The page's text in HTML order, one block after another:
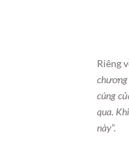
Riêng
chương
cúng
qua.
này”.